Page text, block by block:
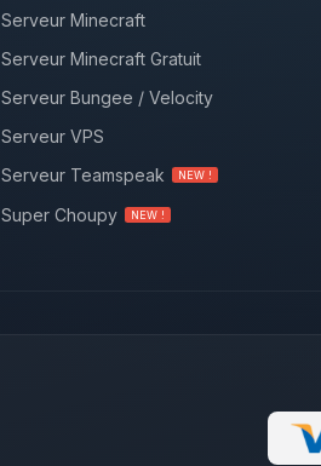
Serveur Minecraft
Serveur Minecraft Gratuit
Serveur Bungee / Velocity
Serveur VPS
Serveur Teamspeak
NEW !
Super Choupy NEW !